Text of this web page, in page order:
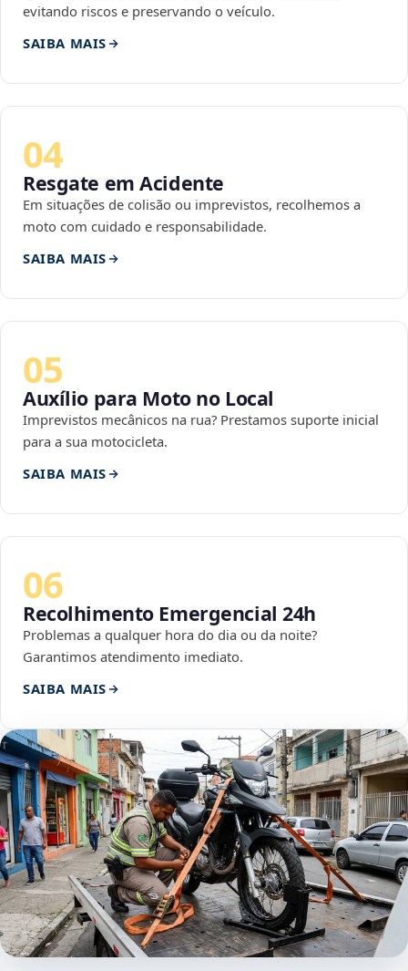
evitando riscos e preservando o veículo.
SAIBA MAIS
04
Resgate em Acidente
Em situações de colisão ou imprevistos, recolhemos a
moto com cuidado e responsabilidade.
SAIBA MAIS
05
Auxílio para Moto no Local
Imprevistos mecânicos na rua? Prestamos suporte inicial
para a sua motocicleta.
SAIBA MAIS
06
Recolhimento Emergencial 24h
Problemas a qualquer hora do dia ou da noite?
Garantimos atendimento imediato.
SAIBA MAIS